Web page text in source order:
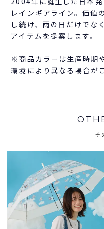
レインギアライン。価値
し続け、雨の日だけでな
アイテムを提案します。
※商品カラーは生産時期
環境により異なる場合が
そ